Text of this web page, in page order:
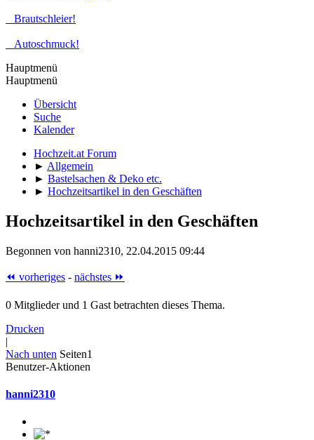
Brautschleier!
Autoschmuck!
Hauptmenü
Hauptmenü
Übersicht
Suche
Kalender
Hochzeit.at Forum
► Allgemein
► Bastelsachen & Deko etc.
► Hochzeitsartikel in den Geschäften
Hochzeitsartikel in den Geschäften
Begonnen von hanni2310, 22.04.2015 09:44
⏪ vorheriges - nächstes ⏩
0 Mitglieder und 1 Gast betrachten dieses Thema.
Drucken
|
Nach unten Seiten1
Benutzer-Aktionen
hanni2310